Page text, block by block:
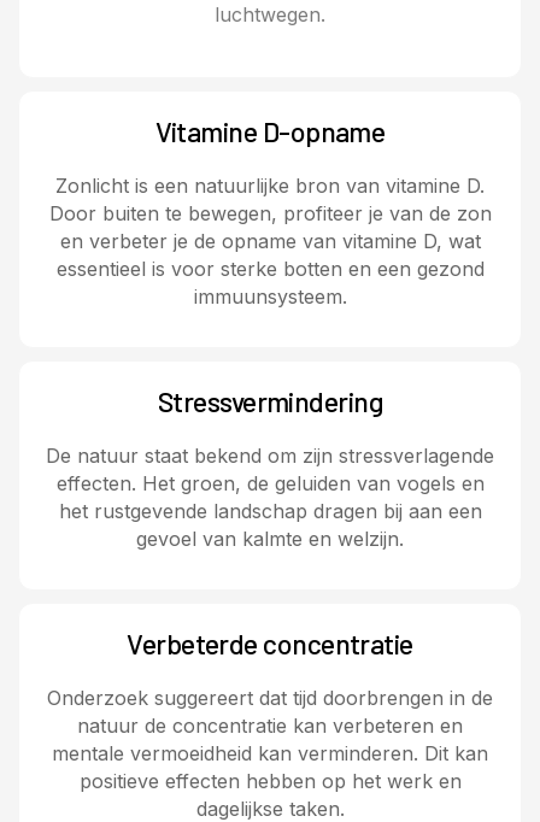
luchtwegen.
Vitamine D-opname
Zonlicht is een natuurlijke bron van vitamine D.
Door buiten te bewegen, profiteer je van de zon
en verbeter je de opname van vitamine D, wat
essentieel is voor sterke botten en een gezond
immuunsysteem.
Stressvermindering
De natuur staat bekend om zijn stressverlagende
effecten. Het groen, de geluiden van vogels en
het rustgevende landschap dragen bij aan een
gevoel van kalmte en welzijn.
Verbeterde concentratie
Onderzoek suggereert dat tijd doorbrengen in de
natuur de concentratie kan verbeteren en
mentale vermoeidheid kan verminderen. Dit kan
positieve effecten hebben op het werk en
dagelijkse taken.